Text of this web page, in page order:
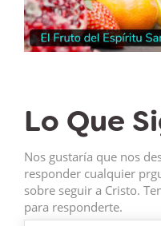
Lo Que
Nos gustaría que nos
responder cualquier
sobre seguir a Cristo.
para responderte.